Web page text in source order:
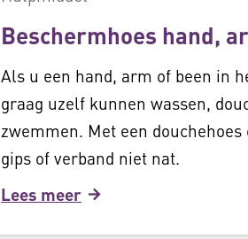
Beschermhoes hand,
Als u een hand, arm of been in
graag uzelf kunnen wassen,
zwemmen. Met een
gips of verband niet nat.
Lees meer